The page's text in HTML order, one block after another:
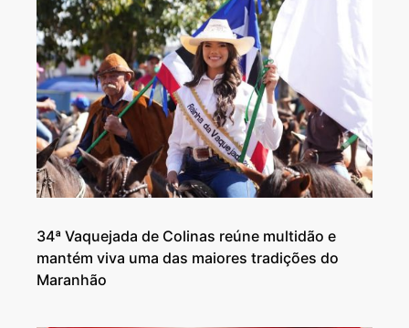
34ª Vaquejada de Colinas reúne multidão e
mantém viva uma das maiores tradições do
Maranhão